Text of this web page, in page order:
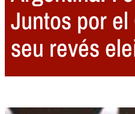
Juntos por
seu revés